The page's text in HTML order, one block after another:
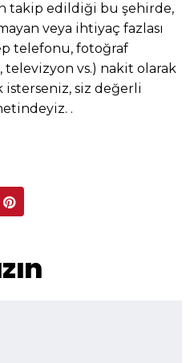
takip edildiği bu şehirde,
veya ihtiyaç fazlası
telefonu, fotoğraf
televizyon vs.) nakit olarak
siz değerli
.